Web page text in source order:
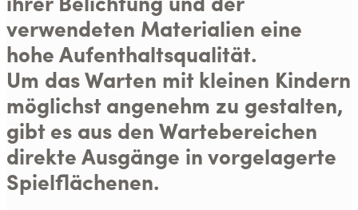
verwendeten Materialien eine
hohe Aufenthaltsqualität.
Um das Warten mit kleinen Kindern
möglichst angenehm zu gestalten,
gibt es aus den Wartebereichen
direkte Ausgänge in vorgelagerte
Spielflächenen.